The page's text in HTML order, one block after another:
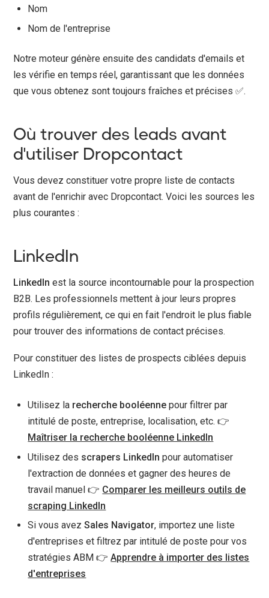
Nom
Nom de l'entreprise
Notre moteur génère ensuite des candidats d'emails et
les vérifie en temps réel, garantissant que les données
que vous obtenez sont toujours fraîches et précises ✅.
Où trouver des leads avant
d'utiliser Dropcontact
Vous devez constituer votre propre liste de contacts
avant de l'enrichir avec Dropcontact. Voici les sources les
plus courantes :
LinkedIn
LinkedIn est la source incontournable pour la prospection
B2B. Les professionnels mettent à jour leurs propres
profils régulièrement, ce qui en fait l'endroit le plus fiable
pour trouver des informations de contact précises.
Pour constituer des listes de prospects ciblées depuis
LinkedIn :
Utilisez la recherche booléenne pour filtrer par
intitulé de poste, entreprise, localisation, etc. 👉
Maîtriser la recherche booléenne LinkedIn
Utilisez des scrapers LinkedIn pour automatiser
l'extraction de données et gagner des heures de
travail manuel 👉 Comparer les meilleurs outils de
scraping LinkedIn
Si vous avezSales Navigator, importez une liste
d'entreprises et filtrez par intitulé de poste pour vos
stratégies ABM 👉Apprendre à importer des listes
d'entreprises